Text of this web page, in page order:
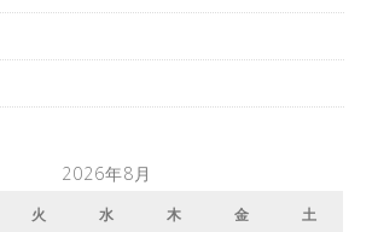
2026年8月
火 水 木 金 土